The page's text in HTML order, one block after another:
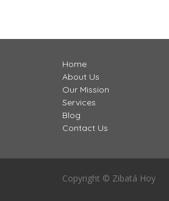
Home
About Us
Our Mission
Services
Blog
Contact Us
Copyright © Zibatá Hoy